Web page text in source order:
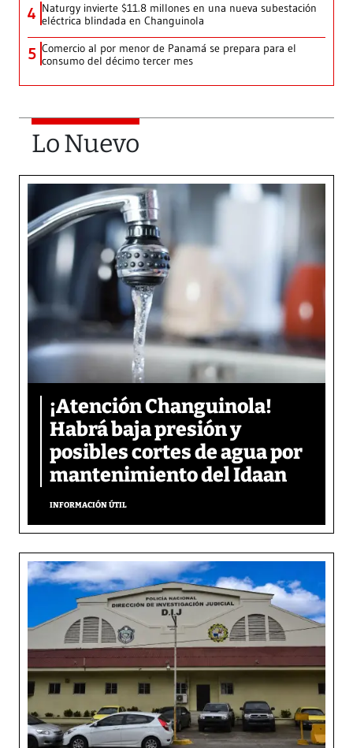
4 Naturgy invierte $11.8 millones en una nueva subestación
eléctrica blindada en Changuinola
5 Comercio al por menor de Panamá se prepara para el
consumo del décimo tercer mes
Lo Nuevo
¡Atención Changuinola!
Habrá baja presión y
posibles cortes de agua por
mantenimiento del Idaan
INFORMACIÓN ÚTIL